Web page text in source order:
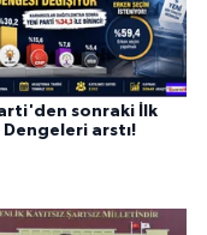
sonraki İlk
arstı!